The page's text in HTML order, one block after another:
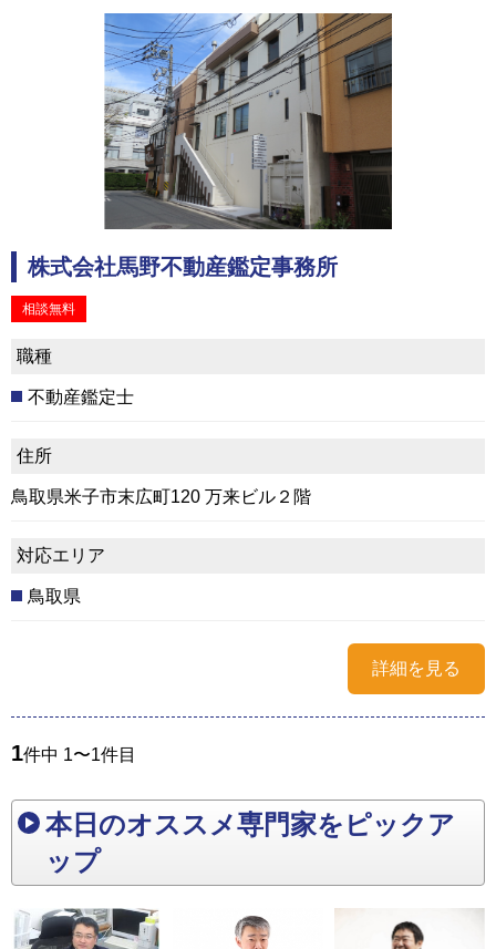
株式会社馬野不動産鑑定事務所
相談無料
職種
不動産鑑定士
住所
鳥取県米子市末広町120 万来ビル２階
対応エリア
鳥取県
詳細を見る
1件中 1〜1件目
本日のオススメ専門家をピックア
ップ